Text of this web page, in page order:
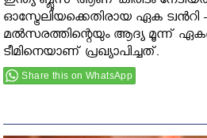
ഓസ്ട്രേലിയക്കെതിരായ ഏക ട്വൻറി -
മല്‍സരത്തിന്റെയും ആദ്യ മൂന്ന്
ടീമിനെയാണ് പ്രഖ്യാപിച്ചത്.
Share this on WhatsApp